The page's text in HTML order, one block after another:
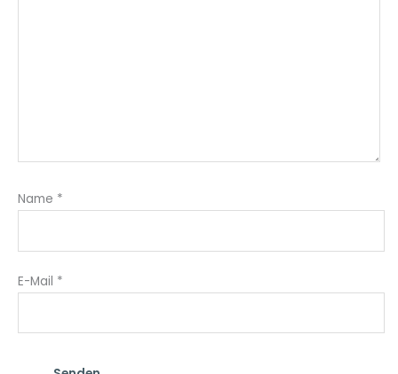
Name *
E-Mail *